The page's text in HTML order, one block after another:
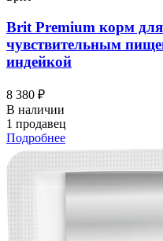
Brit Premium корм для
чувствительным
индейкой
8 380 ₽
В наличии
1 продавец
Подробнее